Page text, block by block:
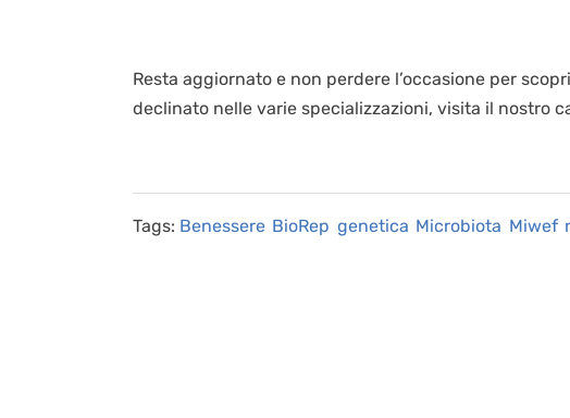
Resta aggiornato e non perdere l’occasione per
declinato nelle varie specializzazioni, visita il nostro
Tags: Benessere BioRep genetica Microbiota Miwef